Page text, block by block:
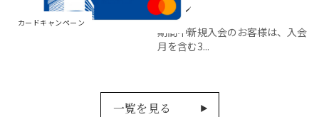
カードキャンペーン
ペーン
期間中新規入会のお客様は、入会
月を含む3...
一覧を見る